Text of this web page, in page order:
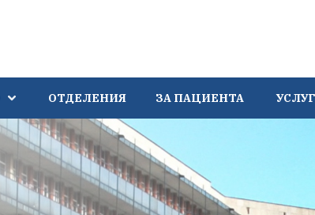
ОТДЕЛЕНИЯ ЗА ПАЦИЕНТА